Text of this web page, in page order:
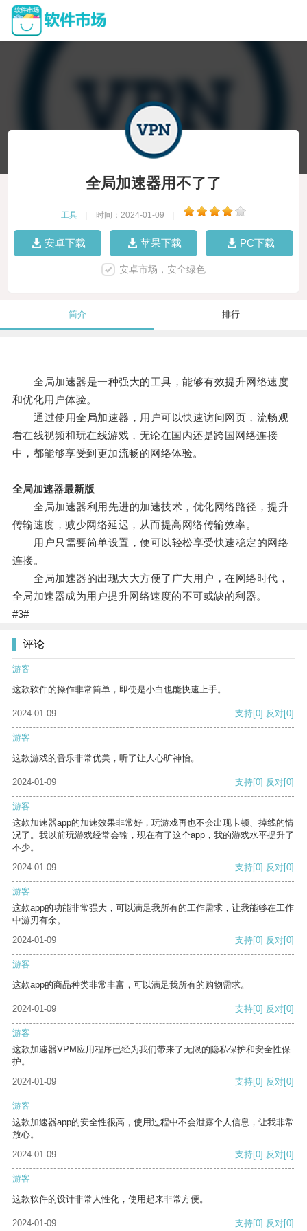
全局加速器用不了了
工具 时间：2024-01-09
安卓下载 苹果下载 PC下载
安卓市场，安全绿色
简介 排行
全局加速器是一种强大的工具，能够有效提升网络速度
和优化用户体验。
通过使用全局加速器，用户可以快速访问网页，流畅观
看在线视频和玩在线游戏，无论在国内还是跨国网络连接
中，都能够享受到更加流畅的网络体验。
全局加速器最新版
全局加速器利用先进的加速技术，优化网络路径，提升
传输速度，减少网络延迟，从而提高网络传输效率。
用户只需要简单设置，便可以轻松享受快速稳定的网络
连接。
全局加速器的出现大大方便了广大用户，在网络时代，
全局加速器成为用户提升网络速度的不可或缺的利器。
#3#
评论
游客
这款软件的操作非常简单，即使是小白也能快速上手。
2024-01-09 支持[0] 反对[0]
游客
这款游戏的音乐非常优美，听了让人心旷神怡。
2024-01-09 支持[0] 反对[0]
游客
这款加速器app的加速效果非常好，玩游戏再也不会出现卡顿、掉线的情
况了。我以前玩游戏经常会输，现在有了这个app，我的游戏水平提升了
不少。
2024-01-09
支持[0] 反对[0]
游客
这款app的功能非常强大，可以满足我所有的工作需求，让我能够在工作
中游刃有余。
2024-01-09
支持[0] 反对[0]
游客
这款app的商品种类非常丰富，可以满足我所有的购物需求。
2024-01-09 支持[0] 反对[0]
游客
这款加速器VPM应用程序已经为我们带来了无限的隐私保护和安全性保
护。
2024-01-09
支持[0] 反对[0]
游客
这款加速器app的安全性很高，使用过程中不会泄露个人信息，让我非常
放心。
2024-01-09
支持[0] 反对[0]
游客
这款软件的设计非常人性化，使用起来非常方便。
2024-01-09 支持[0] 反对[0]